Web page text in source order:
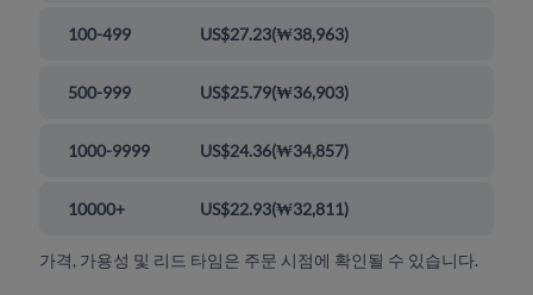
100-499 US$27.23(₩38,963)
500-999 US$25.79(₩36,903)
1000-9999 US$24.36(₩34,857)
10000+ US$22.93(₩32,811)
가격, 가용성 및 리드 타임은 주문 시점에 확인될 수 있습니다.